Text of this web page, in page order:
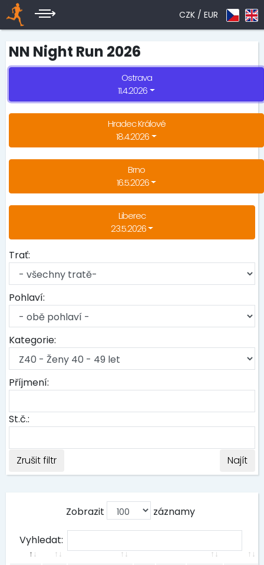
CZK / EUR
NN Night Run 2026
Ostrava
11.4.2026
Hradec Králové
18.4.2026
Brno
16.5.2026
Liberec
23.5.2026
Trať:
Pohlaví:
Kategorie:
Příjmení:
St.č.:
Zrušit filtr Najít
Zobrazit záznamy
Vyhledat: